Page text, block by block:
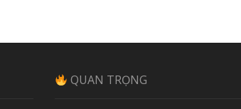
QUAN TRỌNG